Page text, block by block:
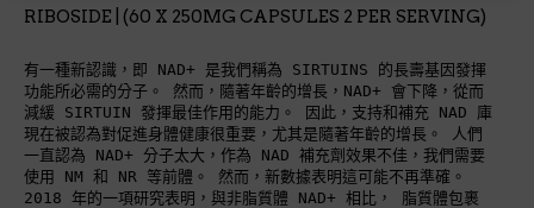
RIBOSIDE | (60 X 250MG CAPSULES 2 PER SERVING)
有一種新認識，即 NAD+ 是我們稱為 SIRTUINS 的長壽基因發揮
功能所必需的分子。 然而，隨著年齡的增長，NAD+ 會下降，從而
減緩 SIRTUIN 發揮最佳作用的能力。 因此，支持和補充 NAD 庫
現在被認為對促進身體健康很重要，尤其是隨著年齡的增長。 人們
一直認為 NAD+ 分子太大，作為 NAD 補充劑效果不佳，我們需要
使用 NM 和 NR 等前體。 然而，新數據表明這可能不再準確。
2018 年的一項研究表明，與非脂質體 NAD+ 相比， 脂質體包裹